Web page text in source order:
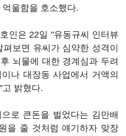
울함을 호소했다.
인은 22일 "유동규씨 인터뷰
보면 유씨가 심약한 성격이
뇌물에 대한 경계심과 두려
나 대장동 사업에서 거액의
밝혔다.
로 큰돈을 벌었다는 김만배
을 줄 것처럼 얘기하자 맞장